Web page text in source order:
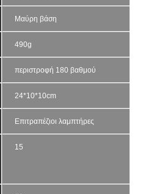
Μαύρη βάση
490g
περιστροφή 180 βαθμού
24*10*10cm
Επιτραπέζιοι λαμπτήρες
15